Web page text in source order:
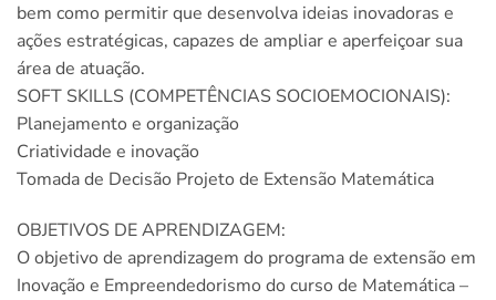
bem como permitir que desenvolva ideias inovadoras e
ações estratégicas, capazes de ampliar e aperfeiçoar sua
área de atuação.
SOFT SKILLS (COMPETÊNCIAS SOCIOEMOCIONAIS):
Planejamento e organização
Criatividade e inovação
Tomada de Decisão Projeto de Extensão Matemática
OBJETIVOS DE APRENDIZAGEM:
O objetivo de aprendizagem do programa de extensão em
Inovação e Empreendedorismo do curso de Matemática –